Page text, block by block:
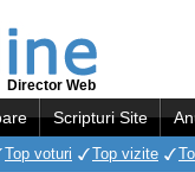
Director Web
Scripturi Site
Top voturi Top vizite